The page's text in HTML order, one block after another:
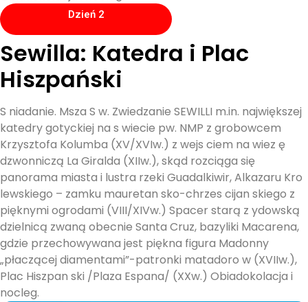
Dzień 2
Sewilla: Katedra i Plac
Hiszpański
S niadanie. Msza S w. Zwiedzanie SEWILLI m.in. największej
katedry gotyckiej na s wiecie pw. NMP z grobowcem
Krzysztofa Kolumba (XV/XVIw.) z wejs ciem na wiez ę
dzwonniczą La Giralda (XIIw.), skąd rozciąga się
panorama miasta i lustra rzeki Guadalkiwir, Alkazaru Kro
lewskiego – zamku mauretan sko-chrzes cijan skiego z
pięknymi ogrodami (VIII/XIVw.) Spacer starą z ydowską
dzielnicą zwaną obecnie Santa Cruz, bazyliki Macarena,
gdzie przechowywana jest piękna figura Madonny
„płaczącej diamentami”-patronki matadoro w (XVIIw.),
Plac Hiszpan ski /Plaza Espana/ (XXw.) Obiadokolacja i
nocleg.